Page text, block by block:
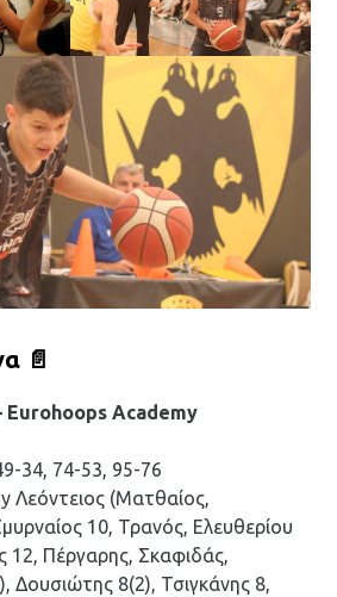
📄
Eurohoops Academy
34, 74-53, 95-76
Λεόντειος (Ματθαίος,
10, Τρανός, Ελευθερίου
12, Πέργαρης, Σκαφιδάς,
Δουσιώτης 8(2), Τσιγκάνης 8,